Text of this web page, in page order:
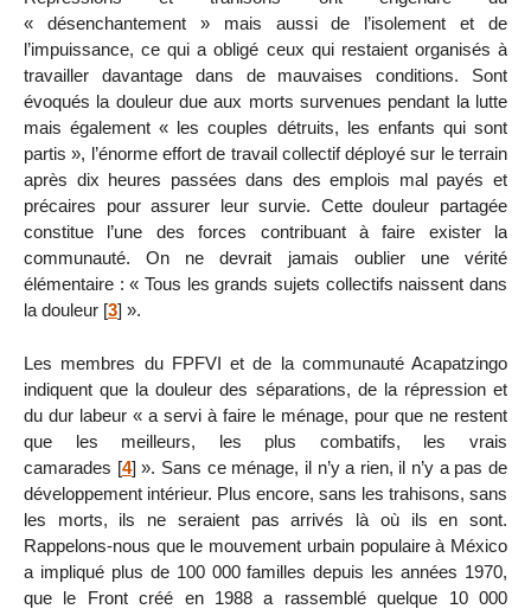
« désenchantement » mais aussi de l’isolement et de
l’impuissance, ce qui a obligé ceux qui restaient organisés à
travailler davantage dans de mauvaises conditions. Sont
évoqués la douleur due aux morts survenues pendant la lutte
mais également « les couples détruits, les enfants qui sont
partis », l’énorme effort de travail collectif déployé sur le terrain
après dix heures passées dans des emplois mal payés et
précaires pour assurer leur survie. Cette douleur partagée
constitue l’une des forces contribuant à faire exister la
communauté. On ne devrait jamais oublier une vérité
élémentaire : « Tous les grands sujets collectifs naissent dans
la douleur [3] ».
Les membres du FPFVI et de la communauté Acapatzingo
indiquent que la douleur des séparations, de la répression et
du dur labeur « a servi à faire le ménage, pour que ne restent
que les meilleurs, les plus combatifs, les vrais
camarades [4] ». Sans ce ménage, il n’y a rien, il n’y a pas de
développement intérieur. Plus encore, sans les trahisons, sans
les morts, ils ne seraient pas arrivés là où ils en sont.
Rappelons-nous que le mouvement urbain populaire à México
a impliqué plus de 100 000 familles depuis les années 1970,
que le Front créé en 1988 a rassemblé quelque 10 000